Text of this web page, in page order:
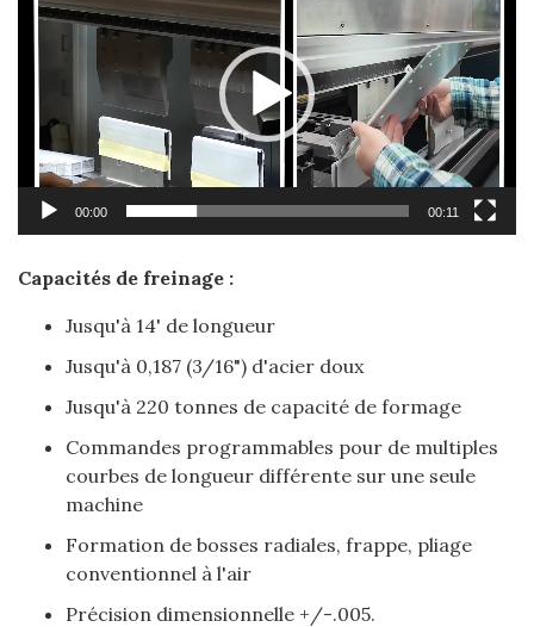
00:00 00:11
Capacités de freinage :
Jusqu'à 14' de longueur
Jusqu'à 0,187 (3/16") d'acier doux
Jusqu'à 220 tonnes de capacité de formage
Commandes programmables pour de multiples
courbes de longueur différente sur une seule
machine
Formation de bosses radiales, frappe, pliage
conventionnel à l'air
Précision dimensionnelle +/-.005.